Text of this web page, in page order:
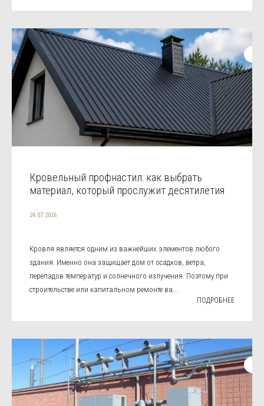
Кровельный профнастил: как выбрать
материал, который прослужит десятилетия
24.07.2026
Кровля является одним из важнейших элементов любого
здания. Именно она защищает дом от осадков, ветра,
перепадов температур и солнечного излучения. Поэтому при
строительстве или капитальном ремонте ва...
ПОДРОБНЕЕ